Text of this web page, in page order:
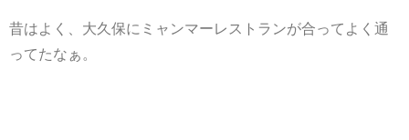
昔はよく、大久保にミャンマーレストランが合ってよく通
ってたなぁ。